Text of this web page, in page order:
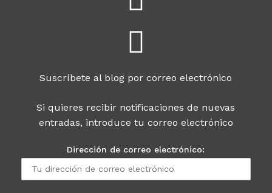
Suscríbete al blog por correo electrónico
Si quieres recibir notificaciones de nuevas
entradas, introduce tu correo electrónico
Dirección de correo electrónico: